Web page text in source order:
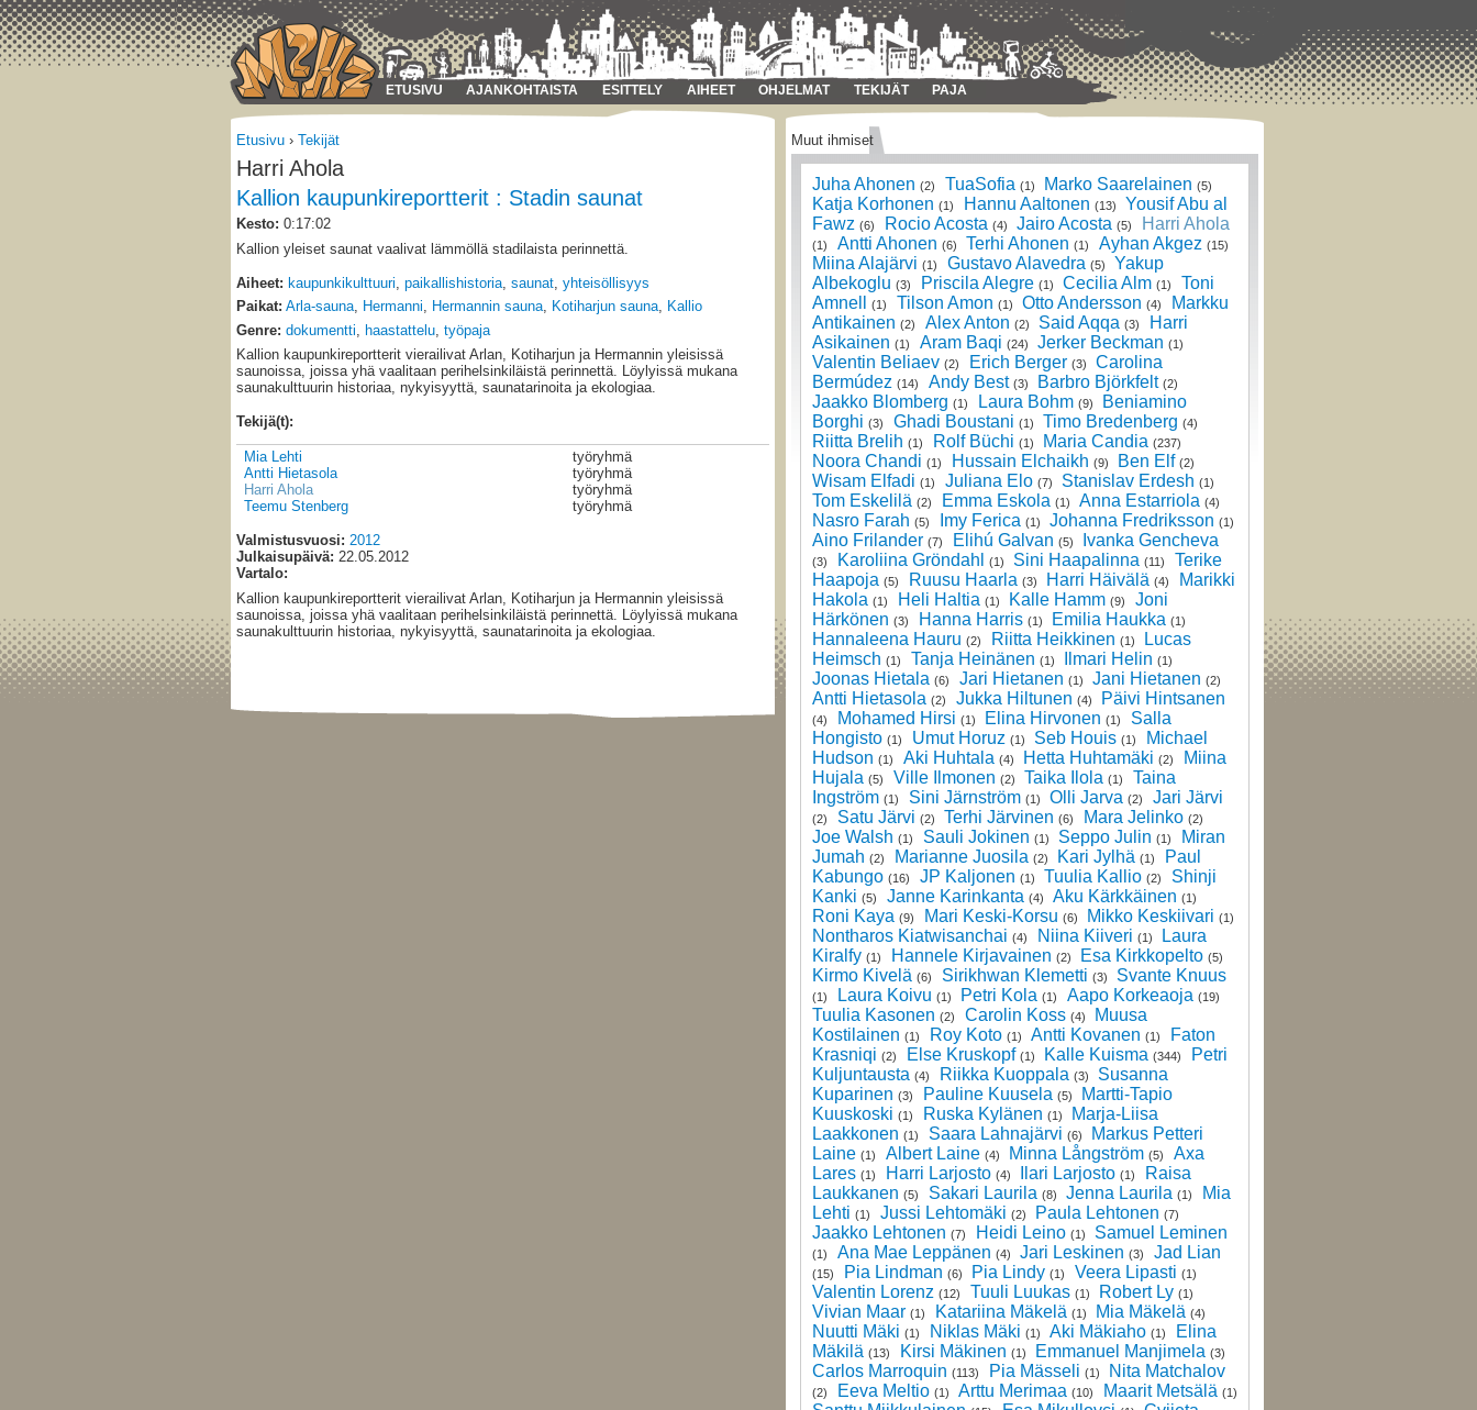
ETUSIVU AJANKOHTAISTA ESITTELY AIHEET OHJELMAT TEKIJÄT PAJA
Etusivu › Tekijät
Harri Ahola
Kallion kaupunkireportterit : Stadin saunat
Kesto: 0:17:02
Kallion yleiset saunat vaalivat lämmöllä stadilaista perinnettä.
Aiheet: kaupunkikulttuuri paikallishistoria saunat yhteisöllisyys
Paikat: Arla-sauna, Hermanni, Hermannin sauna, Kotiharjun sauna, Kallio
Genre: dokumentti haastattelu työpaja
Kallion kaupunkireportterit vierailivat Arlan, Kotiharjun ja Hermannin yleisissä
saunoissa, joissa yhä vaalitaan perihelsinkiläistä perinnettä. Löylyissä mukana
saunakulttuurin historiaa, nykyisyyttä, saunatarinoita ja ekologiaa.
Tekijä(t):
Mia Lehti
Antti Hietasola
Harri Ahola
Teemu Stenberg
työryhmä
työryhmä
työryhmä
työryhmä
Valmistusvuosi: 2012
Julkaisupäivä: 22.05.2012
Vartalo:
Kallion kaupunkireportterit vierailivat Arlan, Kotiharjun ja Hermannin yleisissä
saunoissa, joissa yhä vaalitaan perihelsinkiläistä perinnettä. Löylyissä mukana
saunakulttuurin historiaa, nykyisyyttä, saunatarinoita ja ekologiaa.
Muut ihmiset
Juha Ahonen (2) TuaSofia (1) Marko Saarelainen (5)
Katja Korhonen (1) Hannu Aaltonen (13)
Yousif Abu al
Fawz (6) Rocio Acosta (4) Jairo Acosta (5) Harri Ahola
(1) Antti Ahonen (6) Terhi Ahonen (1) Ayhan Akgez (15)
Miina Alajärvi (1) Gustavo Alavedra (5)
Yakup
Albekoglu (3) Priscila Alegre (1) Cecilia Alm (1)
Toni
Amnell
(1) Tilson Amon (1) Otto Andersson (4)
Markku
Antikainen (2) Alex Anton (2) Said Aqqa (3)
Harri
Asikainen (1) Aram Baqi (24) Jerker Beckman (1)
Valentin Beliaev (2) Erich Berger (3)
Carolina
Bermúdez (14) Andy Best (3) Barbro Björkfelt (2)
Jaakko Blomberg (1) Laura Bohm (9)
Beniamino
Borghi (3) Ghadi Boustani (1) Timo Bredenberg (4)
Riitta Brelih (1) Rolf Büchi (1) Maria Candia (237)
Noora Chandi (1) Hussain Elchaikh (9) Ben Elf (2)
Wisam Elfadi (1) Juliana Elo (7) Stanislav Erdesh (1)
Tom Eskelilä (2) Emma Eskola (1) Anna Estarriola (4)
Nasro Farah (5) Imy Ferica (1) Johanna Fredriksson (1)
Aino Frilander (7) Elihú Galvan (5) Ivanka Gencheva
(3) Karoliina Gröndahl (1) Sini Haapalinna (11)
Terike
Haapoja (5) Ruusu Haarla (3) Harri Häivälä (4)
Marikki
Hakola (1) Heli Haltia (1) Kalle Hamm (9)
Joni
Härkönen (3) Hanna Harris (1) Emilia Haukka (1)
Hannaleena Hauru (2) Riitta Heikkinen (1)
Lucas
Heimsch (1) Tanja Heinänen (1) Ilmari Helin (1)
Joonas Hietala (6) Jari Hietanen (1) Jani Hietanen (2)
Antti Hietasola (2) Jukka Hiltunen (4) Päivi Hintsanen
(4) Mohamed Hirsi (1) Elina Hirvonen (1)
Salla
Hongisto (1) Umut Horuz (1) Seb Houis (1)
Michael
Hudson (1) Aki Huhtala (4) Hetta Huhtamäki (2)
Miina
Hujala (5) Ville Ilmonen (2) Taika Ilola (1)
Taina
Ingström (1) Sini Järnström (1) Olli Jarva (2) Jari Järvi
(2) Satu Järvi (2) Terhi Järvinen (6) Mara Jelinko (2)
Joe Walsh (1) Sauli Jokinen (1) Seppo Julin (1)
Miran
Jumah (2) Marianne Juosila (2) Kari Jylhä (1)
Paul
Kabungo (16) JP Kaljonen (1) Tuulia Kallio (2)
Shinji
Kanki (5) Janne Karinkanta (4) Aku Kärkkäinen (1)
Roni Kaya (9) Mari Keski-Korsu (6) Mikko Keskiivari (1)
Nontharos Kiatwisanchai (4) Niina Kiiveri (1)
Laura
Kiralfy (1) Hannele Kirjavainen (2) Esa Kirkkopelto (5)
Kirmo Kivelä (6) Sirikhwan Klemetti (3) Svante Knuus
(1) Laura Koivu (1) Petri Kola (1) Aapo Korkeaoja (19)
Tuulia Kasonen (2) Carolin Koss (4)
Muusa
Kostilainen (1) Roy Koto (1) Antti Kovanen (1)
Faton
Krasniqi (2) Else Kruskopf (1) Kalle Kuisma (344)
Petri
Kuljuntausta (4) Riikka Kuoppala (3)
Susanna
Kuparinen (3) Pauline Kuusela (5)
Martti-Tapio
Kuuskoski (1) Ruska Kylänen (1)
Marja-Liisa
Laakkonen (1) Saara Lahnajärvi (6)
Markus Petteri
Laine (1) Albert Laine (4) Minna Långström (5)
Axa
Lares (1) Harri Larjosto (4) Ilari Larjosto (1)
Raisa
Laukkanen (5) Sakari Laurila (8) Jenna Laurila (1)
Mia
Lehti (1) Jussi Lehtomäki (2) Paula Lehtonen (7)
Jaakko Lehtonen (7) Heidi Leino (1) Samuel Leminen
(1) Ana Mae Leppänen (4) Jari Leskinen (3) Jad Lian
(15) Pia Lindman (6) Pia Lindy (1) Veera Lipasti (1)
Valentin Lorenz (12) Tuuli Luukas (1) Robert Ly (1)
Vivian Maar (1) Katariina Mäkelä (1) Mia Mäkelä (4)
Nuutti Mäki (1) Niklas Mäki (1) Aki Mäkiaho (1)
Elina
Mäkilä (13) Kirsi Mäkinen (1) Emmanuel Manjimela (3)
Carlos Marroquin (113) Pia Mässeli (1) Nita Matchalov
(2) Eeva Meltio (1) Arttu Merimaa (10) Maarit Metsälä (1)